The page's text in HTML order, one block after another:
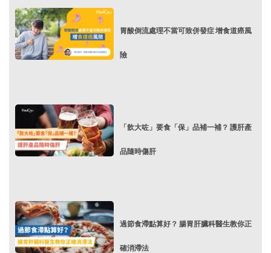
胃酸倒流處理不當可致併發症 增食道癌風
險
「飲大咗」要食「保」品補一補？ 護肝產
品隨時傷肝
過節食滯點算好？ 腸胃肝臟科醫生教你正
確消滯法